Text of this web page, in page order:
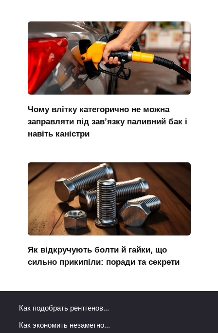
Чому влітку категорично не можна
заправляти під зав’язку паливний бак і
навіть каністри
Як відкручують болти й гайки, що
сильно прикипіли: поради та секрети
Как подобрать рентгенов...
Как экономить незаметно...